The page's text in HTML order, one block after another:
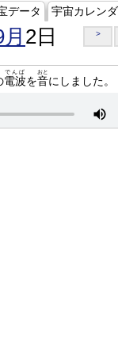
データ 宇宙カレン
2日 >
電波
でんぱ
を音
おと
にしました。